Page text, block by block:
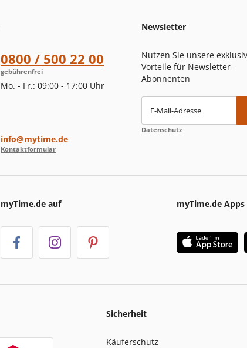
0800 / 500 22 00
gebührenfrei
Mo. - Fr.: 09:00 - 17:00 Uhr
info@mytime.de
Kontaktformular
Newsletter
Nutzen Sie unsere
Vorteile für Newsletter-
Abonnenten
E-Mail-Adresse
Datenschutz
myTime.de auf myTime.de Apps
Sicherheit
Käuferschutz